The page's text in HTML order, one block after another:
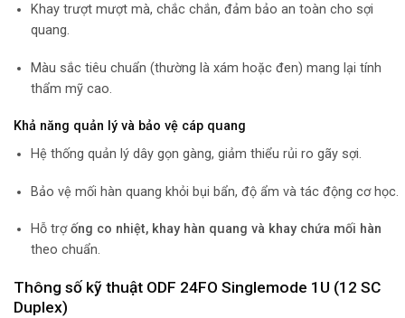
Khay trượt mượt mà, chắc chắn, đảm bảo an toàn cho sợi
quang.
Màu sắc tiêu chuẩn (thường là xám hoặc đen) mang lại tính
thẩm mỹ cao.
Khả năng quản lý và bảo vệ cáp quang
Hệ thống quản lý dây gọn gàng, giảm thiểu rủi ro gãy sợi.
Bảo vệ mối hàn quang khỏi bụi bẩn, độ ẩm và tác động cơ học.
Hỗ trợống co nhiệt, khay hàn quang và khay chứa mối hàn
theo chuẩn.
Thông số kỹ thuật ODF 24FO Singlemode 1U (12 SC
Duplex)